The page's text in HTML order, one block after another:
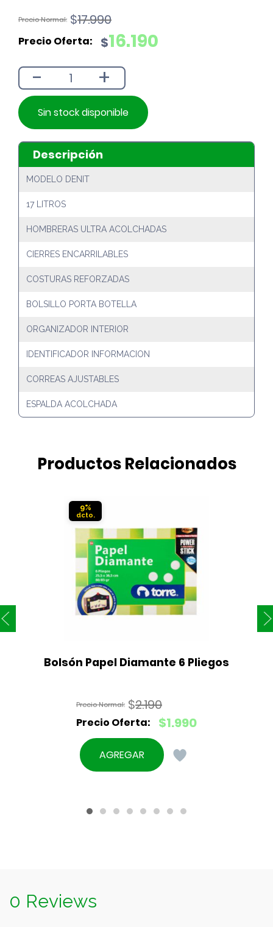
$17.990
El
original
$17.990.
$16.190
El
actual
$16.190.
- +
Sin stock disponible
Descripción
MODELO DENIT
17 LITROS
HOMBRERAS ULTRA ACOLCHADAS
CIERRES ENCARRILABLES
COSTURAS REFORZADAS
BOLSILLO PORTA BOTELLA
ORGANIZADOR INTERIOR
IDENTIFICADOR INFORMACION
CORREAS AJUSTABLES
ESPALDA ACOLCHADA
Productos Relacionados
9%
Bolsón Papel Diamante 6 Pliegos
$2.190
El
precio
original
$1.990
El
precio
actual
AGREGAR
0 Reviews